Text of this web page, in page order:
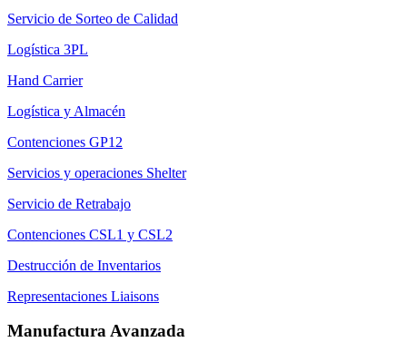
Servicio de Sorteo de Calidad
Logística 3PL
Hand Carrier
Logística y Almacén
Contenciones GP12
Servicios y operaciones Shelter
Servicio de Retrabajo
Contenciones CSL1 y CSL2
Destrucción de Inventarios
Representaciones Liaisons
Manufactura Avanzada